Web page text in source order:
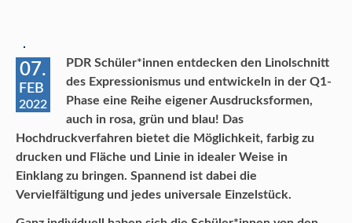
07.
FEB
2022
PDR Schüler*innen entdecken den Linolschnitt
des Expressionismus und entwickeln in der Q1-
Phase eine Reihe eigener Ausdrucksformen,
auch in rosa, grün und blau! Das
Hochdruckverfahren bietet die Möglichkeit, farbig zu
drucken und Fläche und Linie in idealer Weise in
Einklang zu bringen. Spannend ist dabei die
Vervielfältigung und jedes universale Einzelstück.